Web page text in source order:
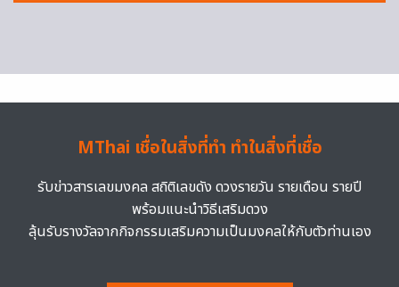
MThai เชื่อในสิ่งที่ทำ ทำในสิ่งที่เชื่อ
รับข่าวสารเลขมงคล สถิติเลขดัง ดวงรายวัน รายเดือน รายปี
พร้อมแนะนำวิธีเสริมดวง
ลุ้นรับรางวัลจากกิจกรรมเสริมความเป็นมงคลให้กับตัวท่านเอง